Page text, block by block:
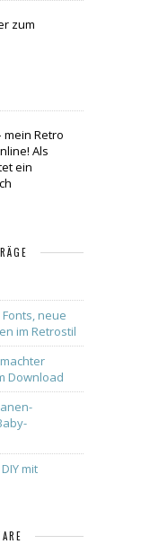
zum
Retro
Als
ein
neue
im Retrostil
Download
mit